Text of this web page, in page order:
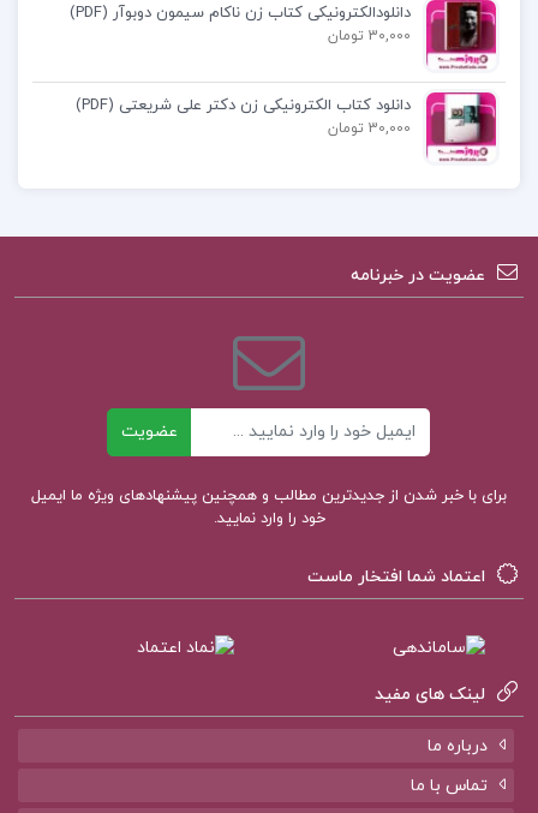
کتاب پیشنهادی پروژه کده
دانلودالکترونیکی کتاب زن ناکام سیمون دوبوآر (PDF)
30,000 تومان
دانلود کتاب الکترونیکی زن دکتر علی شریعتی (PDF)
30,000 تومان
عضویت در خبرنامه
عضویت
برای با خبر شدن از جدیدترین مطالب و همچنین پیشنهادهای ویژه ما ایمیل
خود را وارد نمایید.
اعتماد شما افتخار ماست
لینک های مفید
درباره ما
تماس با ما